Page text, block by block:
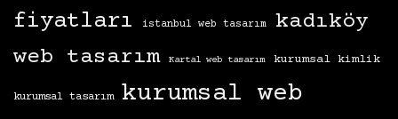
fiyatları
istanbul web tasarım
kadıköy
web tasarım
Kartal web tasarım kurumsal kimlik
kurumsal tasarım
kurumsal web